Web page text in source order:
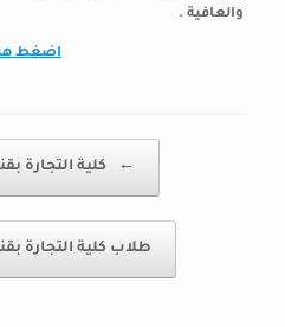
والعافية .
اضغط
← كلية التجارة
طلاب كلية التجارة